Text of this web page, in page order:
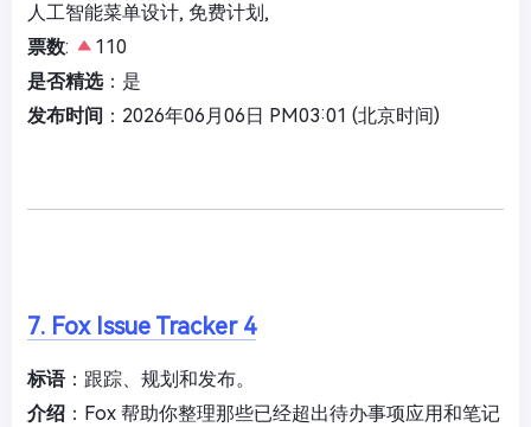
人工智能菜单设计, 免费计划,
票数:
110
是否精选：是
发布时间 ：2026年06月06日 PM03:01 (北京时间)
7. Fox Issue Tracker 4
标语：跟踪、规划和发布。
介绍 ：Fox 帮助你整理那些已经超出待办事项应用和笔记